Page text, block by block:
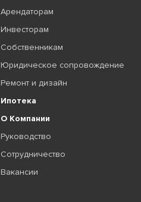
Арендаторам
Инвесторам
Собственникам
Юридическое сопровождение
Ремонт и дизайн
Ипотека
О Компании
Руководство
Сотрудничество
Вакансии